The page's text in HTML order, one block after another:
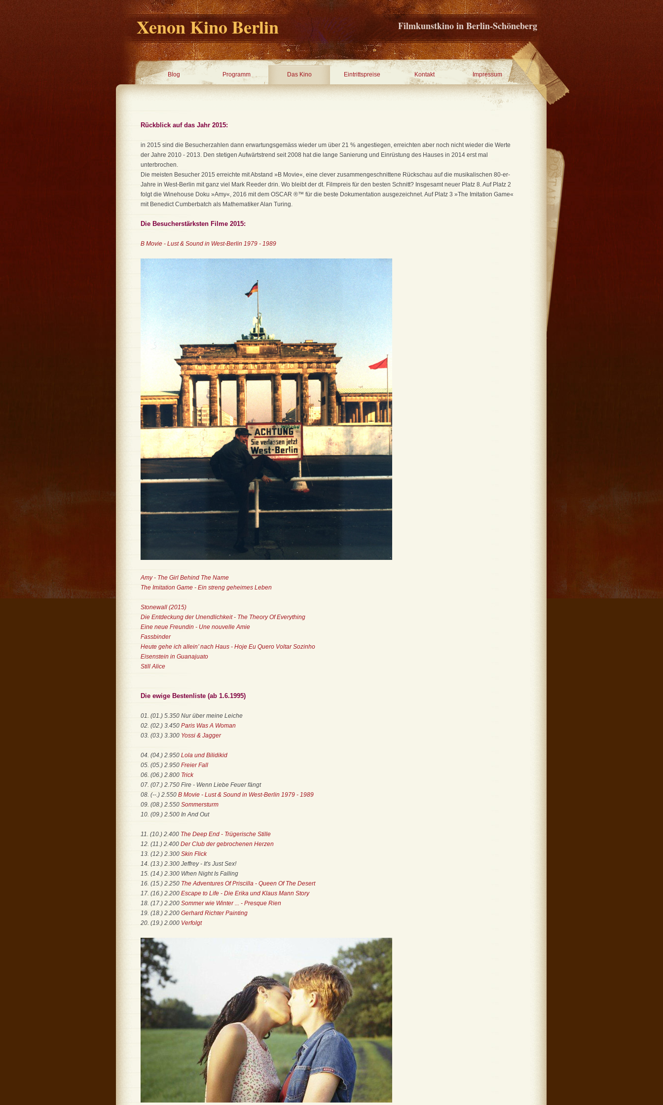
Xenon Kino Berlin Filmkunstkino in Berlin-Schöneberg
Blog Programm Das Kino Eintrittspreise Kontakt Impressum
Rückblick auf das Jahr 2015:
in 2015 sind die Besucherzahlen dann erwartungsgemäss wieder um über 21 % angestiegen, erreichten aber noch nicht wieder die Werte
der Jahre 2010 - 2013. Den stetigen Aufwärtstrend seit 2008 hat die lange Sanierung und Einrüstung des Hauses in 2014 erst mal
unterbrochen.
Die meisten Besucher 2015 erreichte mit Abstand »B Movie«, eine clever zusammengeschnittene Rückschau auf die musikalischen 80-er-
Jahre in West-Berlin mit ganz viel Mark Reeder drin. Wo bleibt der dt. Filmpreis für den besten Schnitt? Insgesamt neuer Platz 8. Auf Platz 2
folgt die Winehouse Doku »Amy«, 2016 mit dem OSCAR ®™ für die beste Dokumentation ausgezeichnet. Auf Platz 3 »The Imitation Game«
mit Benedict Cumberbatch als Mathematiker Alan Turing.
Die Besucherstärksten Filme 2015:
B Movie - Lust & Sound in West-Berlin 1979 - 1989
Amy - The Girl Behind The Name
The Imitation Game - Ein streng geheimes Leben
Stonewall (2015)
Die Entdeckung der Unendlichkeit - The Theory Of Everything
Eine neue Freundin - Une nouvelle Amie
Fassbinder
Heute gehe ich allein’ nach Haus - Hoje Eu Quero Voltar Sozinho
Eisenstein in Guanajuato
Still Alice
Die ewige Bestenliste (ab 1.6.1995)
01. (01.) 5.350 Nur über meine Leiche
02. (02.) 3.450 Paris Was A Woman
03. (03.) 3.300 Yossi & Jagger
04. (04.) 2.950 Lola und Bilidikid
05. (05.) 2.950 Freier Fall
06. (06.) 2.800 Trick
07. (07.) 2.750 Fire - Wenn Liebe Feuer fängt
08. (--.) 2.550 B Movie - Lust & Sound in West-Berlin 1979 - 1989
09. (08.) 2.550 Sommersturm
10. (09.) 2.500 In And Out
11. (10.) 2.400 The Deep End - Trügerische Stille
12. (11.) 2.400 Der Club der gebrochenen Herzen
13. (12.) 2.300 Skin Flick
14. (13.) 2.300 Jeffrey - It's Just Sex!
15. (14.) 2.300 When Night Is Falling
16. (15.) 2.250 The Adventures Of Priscilla - Queen Of The Desert
17. (16.) 2.200 Escape to Life - Die Erika und Klaus Mann Story
18. (17.) 2.200 Sommer wie Winter ... - Presque Rien
19. (18.) 2.200 Gerhard Richter Painting
20. (19.) 2.000 Verfolgt